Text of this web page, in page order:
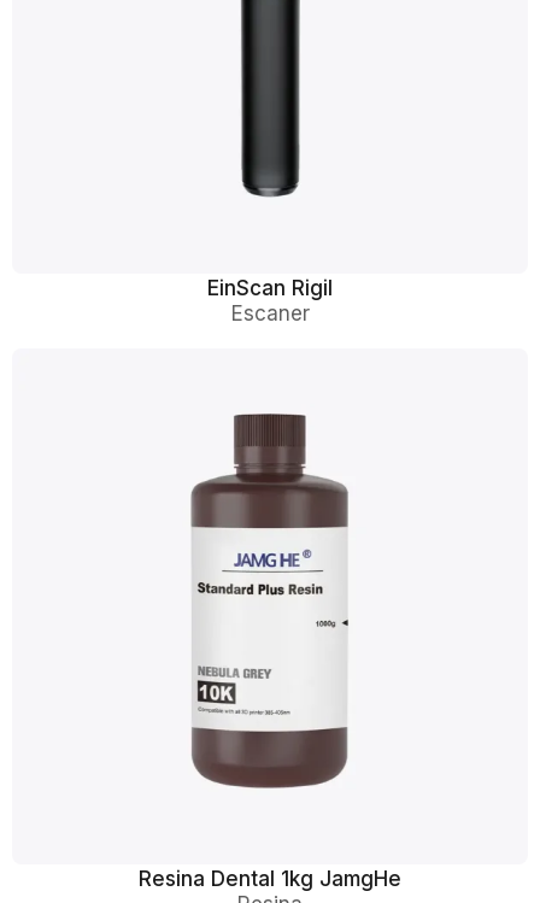
EinScan Rigil
Escaner
Resina Dental 1kg JamgHe